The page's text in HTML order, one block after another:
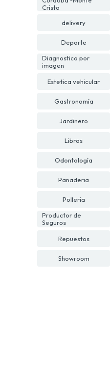
Cristo
delivery
Deporte
Diagnostico por
imagen
Estetica vehicular
Gastronomía
Jardinero
Libros
Odontología
Panaderia
Polleria
Productor de
Seguros
Repuestos
Showroom